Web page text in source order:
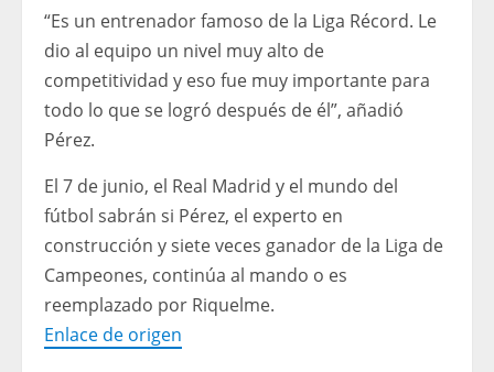
“Es un entrenador famoso de la Liga Récord. Le
dio al equipo un nivel muy alto de
competitividad y eso fue muy importante para
todo lo que se logró después de él”, añadió
Pérez.
El 7 de junio, el Real Madrid y el mundo del
fútbol sabrán si Pérez, el experto en
construcción y siete veces ganador de la Liga de
Campeones, continúa al mando o es
reemplazado por Riquelme.
Enlace de origen